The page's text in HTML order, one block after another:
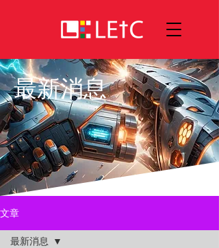
最新消息
文章
最新消息